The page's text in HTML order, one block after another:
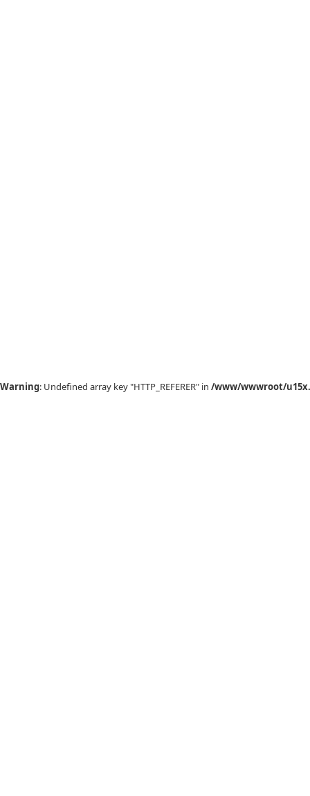
Warning: Undefined array key "HTTP_REFERER" in /www/wwwroot/